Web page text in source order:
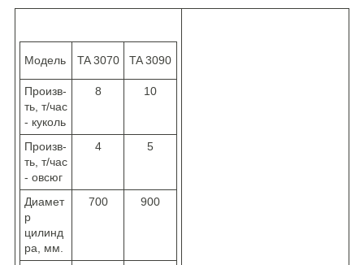
Модель TA 3070 TA 3090
Произв-
ть, т/час
- куколь
8 10
Произв-
ть, т/час
- овсюг
4 5
Диамет
р
цилинд
ра, мм.
700 900